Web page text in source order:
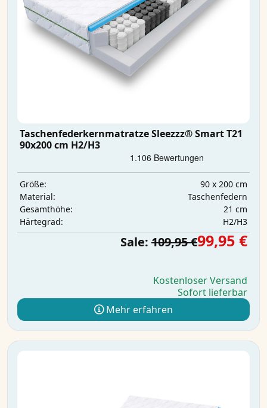
Taschenfederkernmatratze Sleezzz® Smart T21
90x200 cm H2/H3
Größe:
90 x 200 cm
Material:
Taschenfedern
Gesamthöhe:
21 cm
Härtegrad:
H2/H3
Sale: 109,95 €99,95 €
Kostenloser Versand
Sofort lieferbar
Mehr erfahren